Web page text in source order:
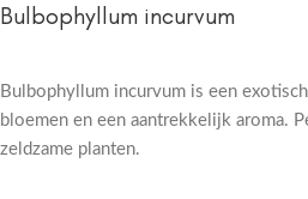
Bulbophyllum incurvum
Bulbophyllum incurvum is een
bloemen en een aantrekkelijk aroma.
zeldzame planten.